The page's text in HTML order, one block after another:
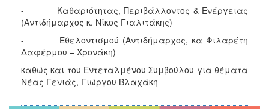
- Καθαριότητας, Περιβάλλοντος & Ενέργειας
(Αντιδήμαρχος κ. Νίκος Γιαλιτάκης)
- Εθελοντισμού (Αντιδήμαρχος, κα Φιλαρέτη
Δαφέρμου – Χρονάκη)
καθώς και του Εντεταλμένου Συμβούλου για θέματα
Νέας Γενιάς, Γιώργου Βλαχάκη